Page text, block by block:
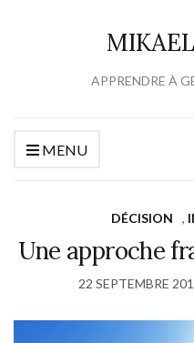
APPRENDRE À
MENU
DÉCISION ,
Une approche
22 SEPTEMBRE